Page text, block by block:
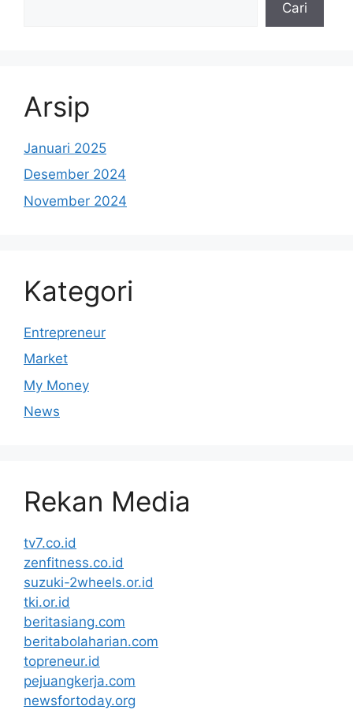
Cari
Arsip
Januari 2025
Desember 2024
November 2024
Kategori
Entrepreneur
Market
My Money
News
Rekan Media
tv7.co.id
zenfitness.co.id
suzuki-2wheels.or.id
tki.or.id
beritasiang.com
beritabolaharian.com
topreneur.id
pejuangkerja.com
newsfortoday.org